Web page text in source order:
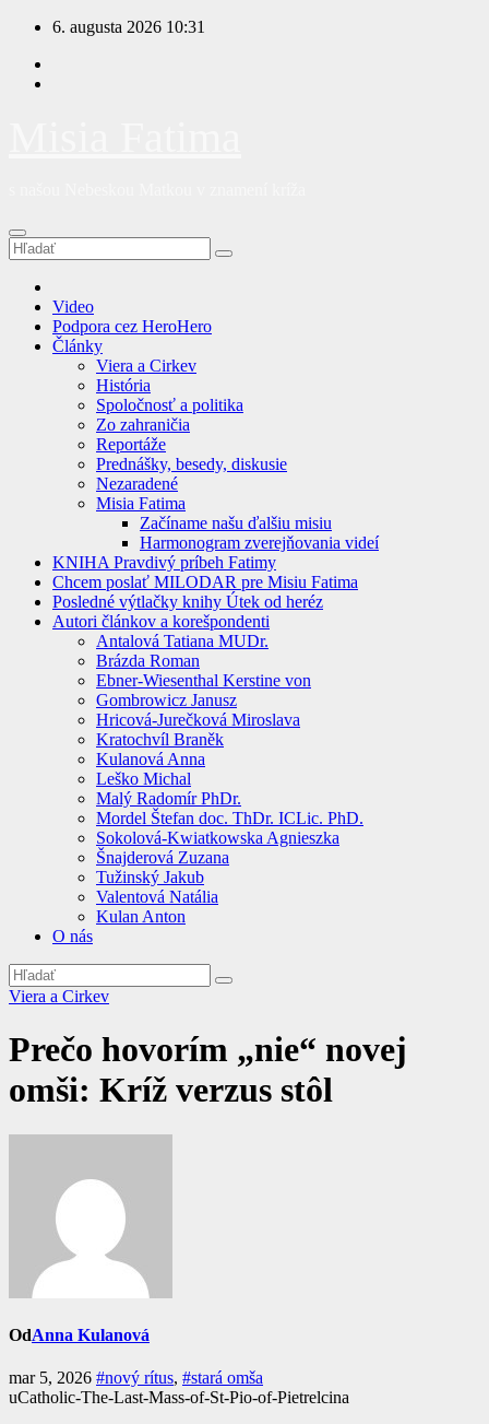
Prejsť
obsah
6. augusta 2026 10:31
Video
Podpora cez HeroHero
Články
Viera a Cirkev
História
Spoločnosť a politika
Zo zahraničia
Reportáže
Prednášky, besedy, diskusie
Nezaradené
Misia Fatima
Začíname našu ďalšiu misiu
Harmonogram zverejňovania videí
KNIHA Pravdivý príbeh Fatimy
Chcem poslať MILODAR pre Misiu Fatima
Posledné výtlačky knihy Útek od heréz
Autori článkov a korešpondenti
Antalová Tatiana MUDr.
Brázda Roman
Ebner-Wiesenthal Kerstine von
Gombrowicz Janusz
Hricová-Jurečková Miroslava
Kratochvíl Braněk
Kulanová Anna
Leško Michal
Malý Radomír PhDr.
Mordel Štefan doc. ThDr. ICLic. PhD.
Sokolová-Kwiatkowska Agnieszka
Šnajderová Zuzana
Tužinský Jakub
Valentová Natália
Kulan Anton
O nás
Viera a Cirkev
Prečo hovorím „nie“ novej
omši: Kríž verzus stôl
OdAnna Kulanová
mar 5, 2026 #nový rítus, #stará omša
uCatholic-The-Last-Mass-of-St-Pio-of-Pietrelcina